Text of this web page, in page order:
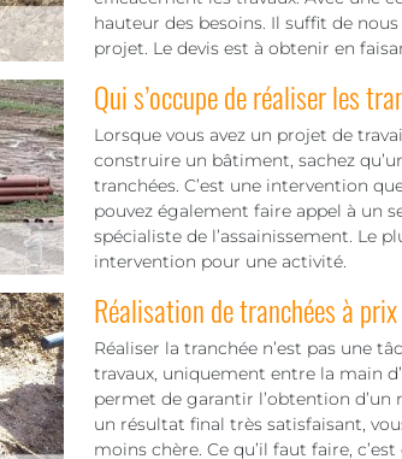
hauteur des besoins. Il suffit de
projet. Le devis est à obtenir en
Qui s’occupe de réaliser les
Lorsque vous avez un projet de
construire un bâtiment, sachez
tranchées. C’est une intervention
pouvez également faire appel à un
spécialiste de l’assainissement. Le
intervention pour une activité.
Réalisation de tranchées à
Réaliser la tranchée n’est pas une
travaux, uniquement entre la main
permet de garantir l’obtention
un résultat final très satisfaisant,
moins chère. Ce qu’il faut faire,